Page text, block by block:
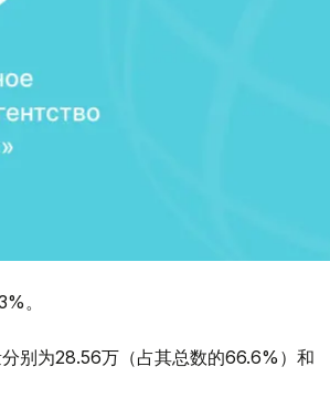
。
别为28.56万（占其总数的66.6%）和